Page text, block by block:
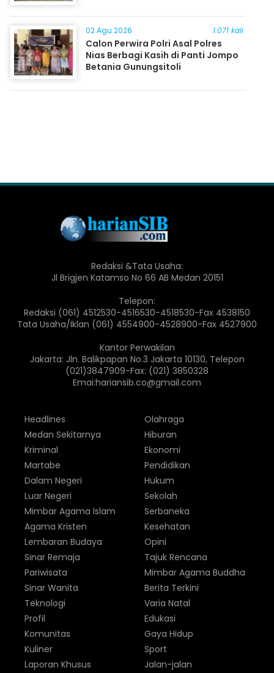
02 Agu 2026 1.071 kali
Calon Perwira Polri Asal Polres
Nias Berbagi Kasih di Panti Jompo
Betania Gunungsitoli
Redaksi &Tata Usaha:
Jl Brigjen Katamso No 66 AB Medan 20151
Telepon:
Redaksi (061) 4512530-4516530-4518530-Fax 4538150
Tata Usaha/Iklan (061) 4554900-4528900-Fax 4527900
Kantor Perwakilan
Jakarta: Jln. Balikpapan No.3 Jakarta 10130, Telepon
(021)3847909-Fax: (021) 3850328
Emai:hariansib.co@gmail.com
Headlines
Medan Sekitarnya
Kriminal
Martabe
Dalam Negeri
Luar Negeri
Olahraga
Hiburan
Ekonomi
Pendidikan
Hukum
Sekolah
Mimbar Agama Islam
Agama Kristen
Lembaran Budaya
Sinar Remaja
Pariwisata
Sinar Wanita
Serbaneka
Kesehatan
Opini
Tajuk Rencana
Mimbar Agama Buddha
Berita Terkini
Teknologi
Profil
Komunitas
Kuliner
Laporan Khusus
Varia Natal
Edukasi
Gaya Hidup
Sport
Jalan-jalan